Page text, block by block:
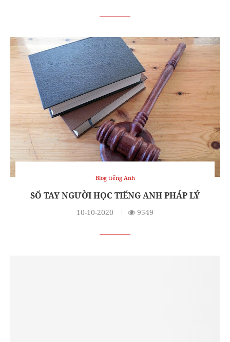
Blog tiếng Anh
SỔ TAY NGƯỜI HỌC TIẾNG ANH PHÁP LÝ
10-10-2020 9549